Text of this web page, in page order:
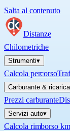
Salta al contenuto
Distanze
Chilometriche
Strumenti▾
Calcola percorso
Carburante & ricarica
Prezzi carburante
Servizi auto▾
Calcola rimborso